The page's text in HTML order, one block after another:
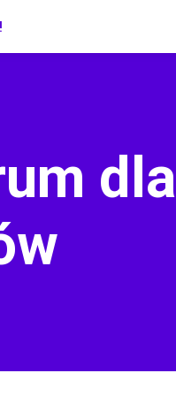
dla